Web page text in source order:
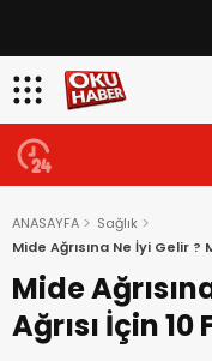
ANASAYFA
Sağlık
Mide Ağrısına Ne İyi Gelir ?
Mide
Ağrısı İçin